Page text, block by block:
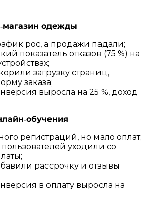
одежды
рос, а продажи падали;
показатель отказов (75 %) на
загрузку страниц,
заказа;
выросла на 25 %, доход
регистраций, но мало оплат;
пользователей уходили со
рассрочку и отзывы
в оплату выросла на